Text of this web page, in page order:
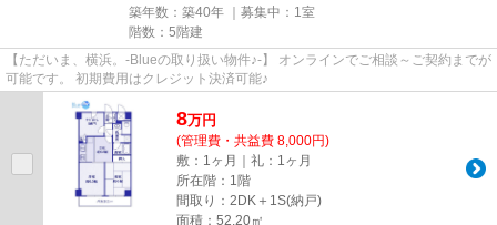
築年数：築40年 ｜募集中： 1室
階数：5階建
【ただいま、横浜。-Blueの取り扱い物件♪-】 オンラインでご相談～ご契約までが
可能です。 初期費用はクレジット決済可能♪
8万円
(管理費・共益費 8,000円)
敷：1ヶ月｜礼：1ヶ月
所在階：1階
間取り：2DK＋1S(納戸)
面積：52.20㎡